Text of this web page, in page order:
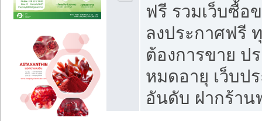
ฟรี รวมเว็บซื้อ
ลงประกาศฟรี
ต้องการขาย ป
หมดอายุ เว็บป
อันดับ ฝากร้าน